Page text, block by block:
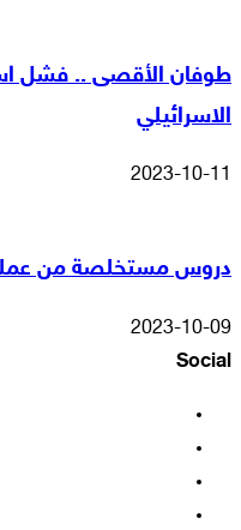
طوفان الأقصى .. فشل
الاسرائيلي
2023-10-11
دروس مستخلصة من
2023-10-09
Social